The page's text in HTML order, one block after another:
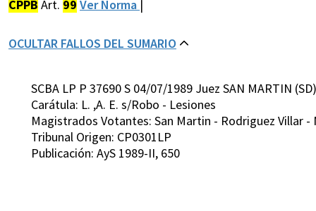
CPPB Art. 99 Ver Norma |
OCULTAR FALLOS DEL SUMARIO
SCBA LP P 37690 S 04/07/1989 Juez SAN MARTIN (SD)
Carátula: L. ,A. E. s/Robo - Lesiones
Magistrados Votantes: San Martin - Rodriguez Villar
Tribunal Origen: CP0301LP
Publicación: AyS 1989-II, 650